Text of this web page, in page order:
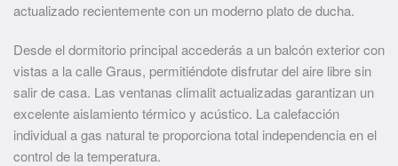
actualizado recientemente con un moderno plato de ducha.
Desde el dormitorio principal accederás a un balcón exterior con
vistas a la calle Graus, permitiéndote disfrutar del aire libre sin
salir de casa. Las ventanas climalit actualizadas garantizan un
excelente aislamiento térmico y acústico. La calefacción
individual a gas natural te proporciona total independencia en el
control de la temperatura.